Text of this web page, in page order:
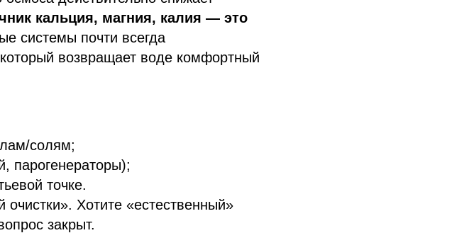
кальция, магния, калия — это
системы почти всегда
возвращает воде комфортный
солям;
парогенераторы);
точке.
Хотите «естественный»
закрыт.